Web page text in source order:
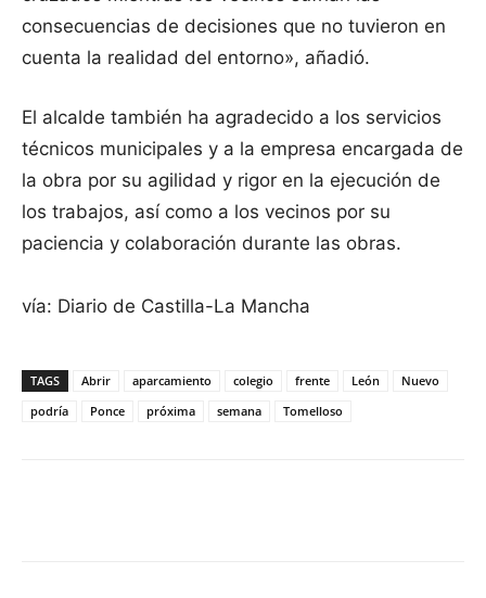
consecuencias de decisiones que no tuvieron en
cuenta la realidad del entorno», añadió.
El alcalde también ha agradecido a los servicios
técnicos municipales y a la empresa encargada de
la obra por su agilidad y rigor en la ejecución de
los trabajos, así como a los vecinos por su
paciencia y colaboración durante las obras.
vía: Diario de Castilla-La Mancha
TAGS Abrir aparcamiento colegio frente León
Nuevo
podría
Ponce próxima semana Tomelloso